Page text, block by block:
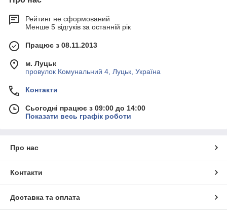
Рейтинг не сформований
Менше 5 відгуків за останній рік
Працює з 08.11.2013
м. Луцьк
провулок Комунальний 4, Луцьк, Україна
Контакти
Сьогодні працює з 09:00 до 14:00
Показати весь графік роботи
Про нас
Контакти
Доставка та оплата